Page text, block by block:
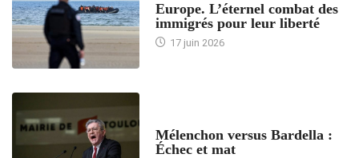
Europe. L’éternel combat des
immigrés pour leur liberté
17 juin 2026
Mélenchon versus Bardella :
Échec et mat